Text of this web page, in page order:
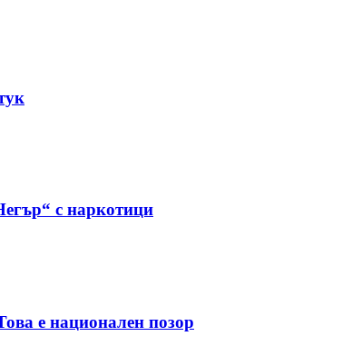
с наркотици
е национален позор